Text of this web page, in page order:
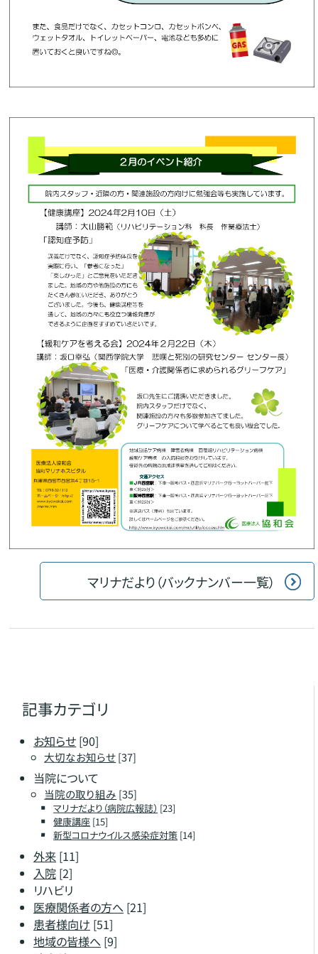
マリナだより（バックナンバー一覧）
記事カテゴリ
お知らせ [90]
大切なお知らせ[37]
当院について
当院の取り組み [35]
マリナだより（病院広報誌） [23]
健康講座[15]
新型コロナウイルス感染症対策[14]
外来[11]
入院[2]
リハビリ
医療関係者の方へ[21]
患者様向け [51]
地域の皆様へ[9]